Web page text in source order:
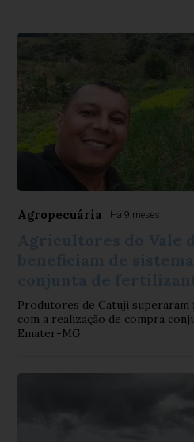
Agropecuária Há 9 meses
Produtores de Catuji superaram
com a realização de compra
Emater-MG